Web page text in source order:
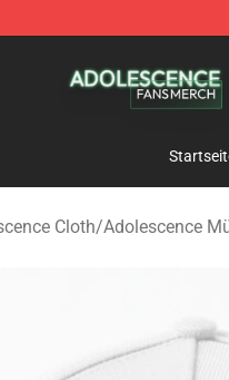
Cloth/Adolescence